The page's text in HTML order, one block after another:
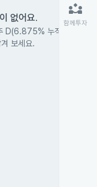
없어요.
D(6.875% 누적 상환)
보세요.
partner_exchange
함께투자